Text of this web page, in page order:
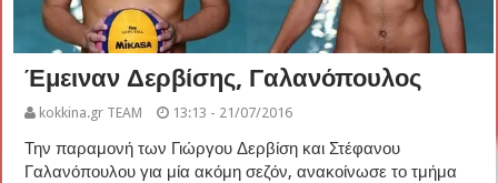
Έμειναν Δερβίσης, Γαλανόπουλος
kokkina.gr TEAM 13:13 - 21/07/2016
Την παραμονή των Γιώργου Δερβίση και Στέφανου
Γαλανόπουλου για μία ακόμη σεζόν, ανακοίνωσε το τμήμα